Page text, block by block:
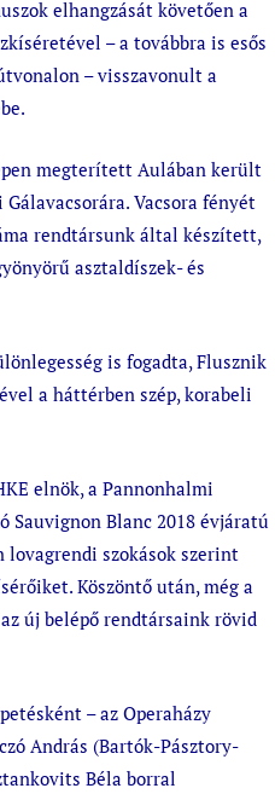
elhangzását követően a
– a továbbra is esős
– visszavonult a
megterített Aulában került
Vacsora fényét
rendtársunk által készített,
asztaldíszek- és
is fogadta, Flusznik
a háttérben szép, korabeli
elnök, a Pannonhalmi
Sauvignon Blanc 2018 évjáratú
szokások szerint
Köszöntő után, még a
új belépő rendtársaink rövid
– az Operaházy
András (Bartók-Pásztory-
Béla borral